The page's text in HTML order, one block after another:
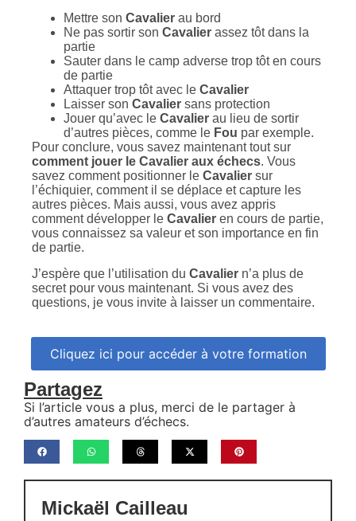
Mettre son Cavalier au bord
Ne pas sortir son Cavalier assez tôt dans la
partie
Sauter dans le camp adverse trop tôt en cours
de partie
Attaquer trop tôt avec le Cavalier
Laisser son Cavalier sans protection
Jouer qu’avec le Cavalier au lieu de sortir
d’autres pièces, comme le Fou par exemple.
Pour conclure, vous savez maintenant tout sur
comment jouer le Cavalier aux échecs. Vous
savez comment positionner le Cavalier sur
l’échiquier, comment il se déplace et capture les
autres pièces. Mais aussi, vous avez appris
comment développer le Cavalier en cours de partie,
vous connaissez sa valeur et son importance en fin
de partie.
J’espère que l’utilisation du Cavalier n’a plus de
secret pour vous maintenant. Si vous avez des
questions, je vous invite à laisser un commentaire.
Cliquez ici pour accéder à votre formation
Partagez
Si l’article vous a plus, merci de le partager à
d’autres amateurs d’échecs.
Mickaël Cailleau